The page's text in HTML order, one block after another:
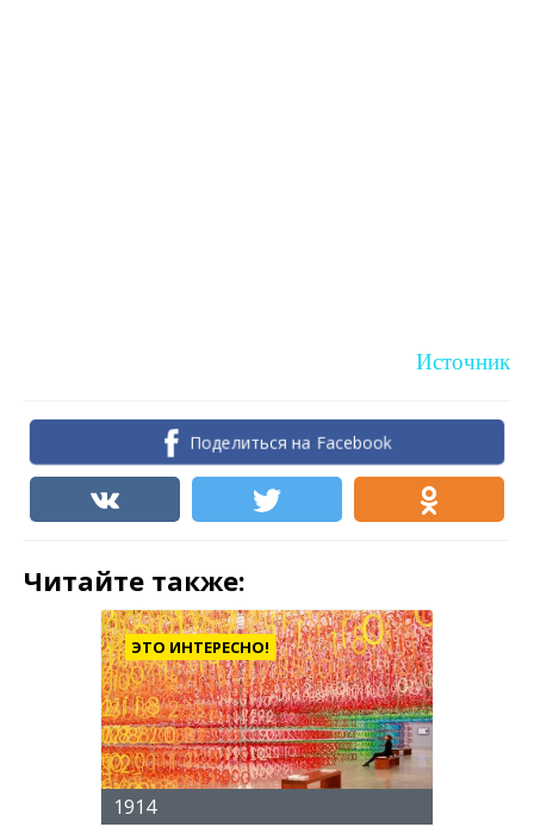
Источник
Поделиться на Facebook
Читайте также:
ЭТО ИНТЕРЕСНО!
1914